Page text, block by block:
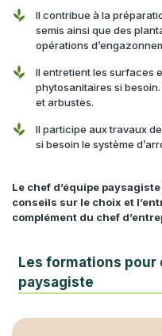
Il contribue à la
semis ainsi que des
opérations
Il entretient les surfaces
phytosanitaires si
et arbustes.
Il participe aux travaux
si besoin le système
Le chef d’équipe
conseils sur le choix et
complément du chef
Les formations pour
paysagiste